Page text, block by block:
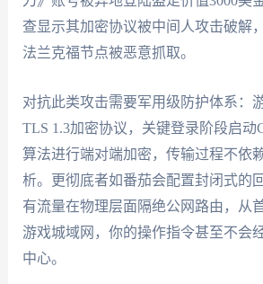
查显示其加密协议被中间人攻击破解
法兰克福节点被恶意抓取。
对抗此类攻击需要军用级防护体系：
TLS 1.3加密协议，关键登录阶段启动
算法进行端对端加密，传输过程不依
析。更彻底者如番茄会配置封闭式的
有流量在物理层面隔绝公网路由，从
游戏城域网，你的操作指令甚至不会
中心。